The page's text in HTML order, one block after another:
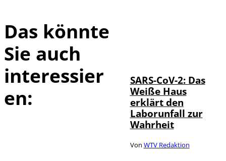
Das könnte
Sie auch
interessier
en:
SARS-CoV-2: Das
Weiße Haus
erklärt den
Laborunfall zur
Wahrheit
Von WTV Redaktion